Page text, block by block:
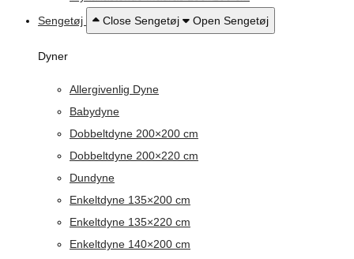
Sengetøj
Close Sengetøj Open Sengetøj
Dyner
Allergivenlig Dyne
Babydyne
Dobbeltdyne 200×200 cm
Dobbeltdyne 200×220 cm
Dundyne
Enkeltdyne 135×200 cm
Enkeltdyne 135×220 cm
Enkeltdyne 140×200 cm